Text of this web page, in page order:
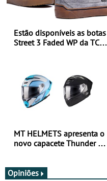
Estão disponíveis as botas
Street 3 Faded WP da TCX
MT HELMETS apresenta o
novo capacete Thunder 4 R
Opiniões